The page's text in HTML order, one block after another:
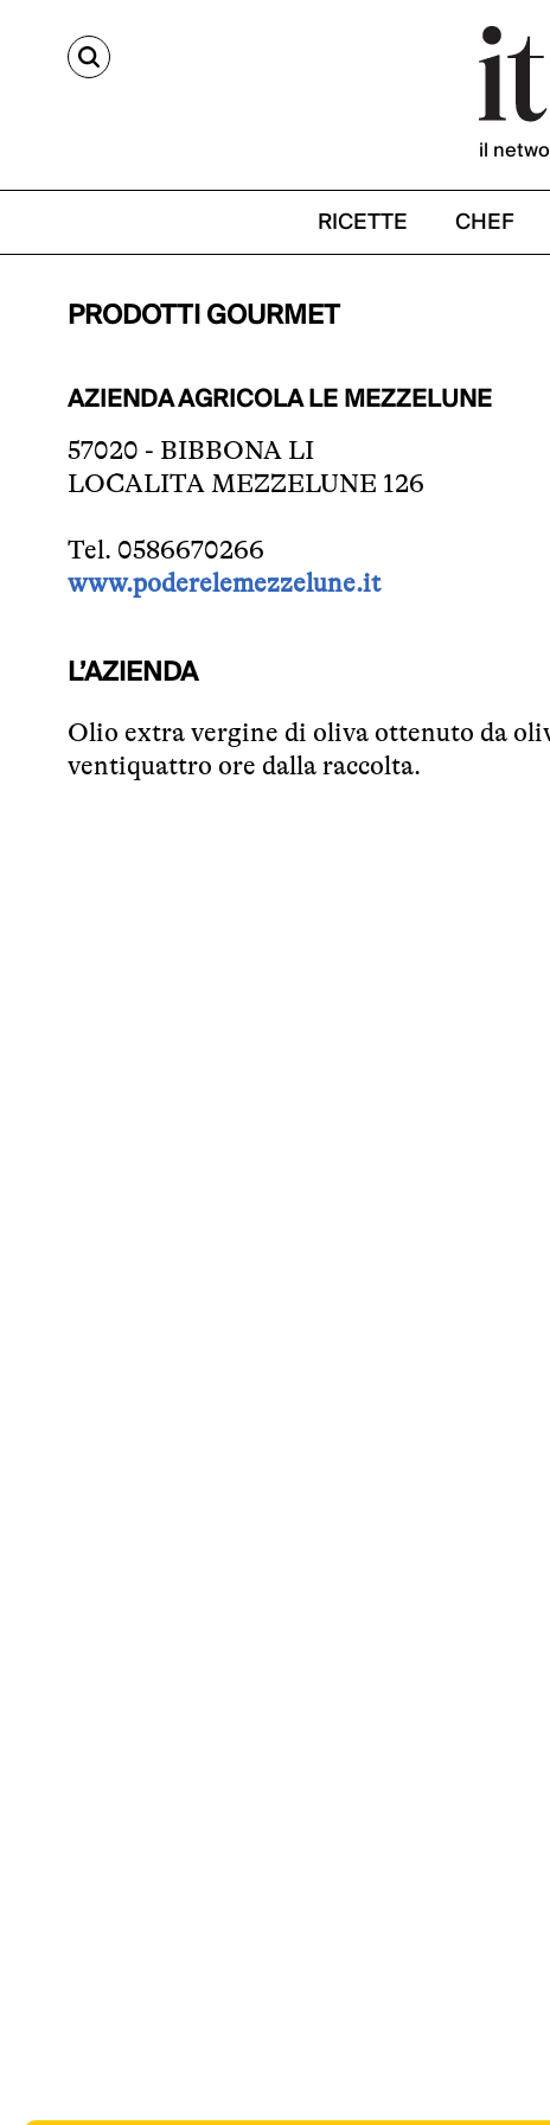
CERCA
il
RICETTE CHEF
PRODOTTI GOURMET
AZIENDA AGRICOLA LE MEZZELUNE
57020 - BIBBONA LI
LOCALITA MEZZELUNE 126
Tel. 0586670266
www.poderelemezzelune.it
L’AZIENDA
Olio extra vergine di oliva ottenuto da
ventiquattro ore dalla raccolta.